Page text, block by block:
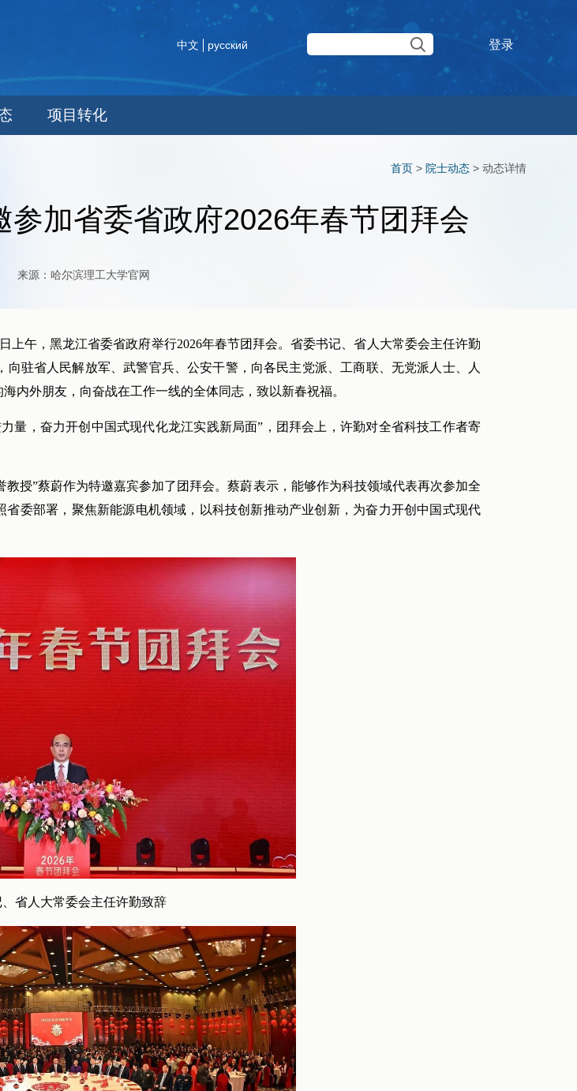
中文 русский 登录
项目转化
首页 > 院士动态 > 动态详情
加省委省政府2026年春节团拜会
：哈尔滨理工大学官网
上午，黑龙江省委省政府举行2026年春节团拜会。省委书记、省人大常委会主任许勤
驻省人民解放军、武警官兵、公安干警，向各民主党派、工商联、无党派人士、人
内外朋友，向奋战在工作一线的全体同志，致以新春祝福。
量，奋力开创中国式现代化龙江实践新局面”，团拜会上，许勤对全省科技工作者寄
授”蔡蔚作为特邀嘉宾参加了团拜会。蔡蔚表示，能够作为科技领域代表再次参加全
委部署，聚焦新能源电机领域，以科技创新推动产业创新，为奋力开创中国式现代
省人大常委会主任许勤致辞